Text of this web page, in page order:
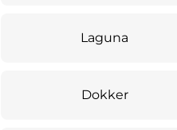
Laguna
Dokker